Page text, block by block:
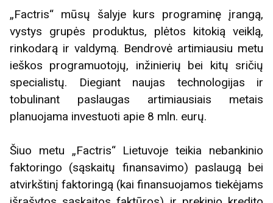
„Factris“ mūsų šalyje kurs programinę įrangą,
vystys grupės produktus, plėtos kitokią veiklą,
rinkodarą ir valdymą. Bendrovė artimiausiu metu
ieškos programuotojų, inžinierių bei kitų sričių
specialistų. Diegiant naujas technologijas ir
tobulinant paslaugas artimiausiais metais
planuojama investuoti apie 8 mln. eurų.
Šiuo metu „Factris“ Lietuvoje teikia nebankinio
faktoringo (sąskaitų finansavimo) paslaugą bei
atvirkštinį faktoringą (kai finansuojamos tiekėjams